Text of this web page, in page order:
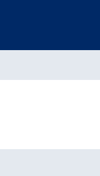
美容液